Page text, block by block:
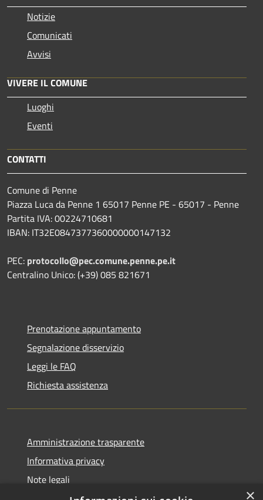
Notizie
Comunicati
Avvisi
VIVERE IL COMUNE
Luoghi
Eventi
CONTATTI
Comune di Penne
Piazza Luca da Penne 1 65017 Penne PE - 65017 - Penne
Partita IVA: 00224710681
IBAN: IT32E0847377360000000147132
PEC: protocollo@pec.comune.penne.pe.it
Centralino Unico: (+39) 085 821671
Prenotazione appuntamento
Segnalazione disservizio
Leggi le FAQ
Richiesta assistenza
Amministrazione trasparente
Informativa privacy
Note legali
×